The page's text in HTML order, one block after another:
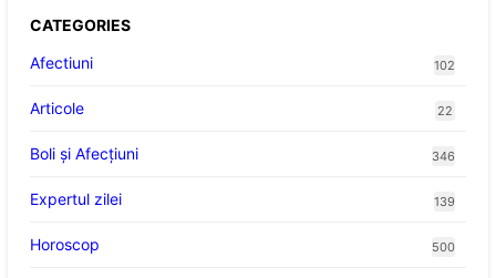
CATEGORIES
Afectiuni
102
Articole 22
Boli și Afecțiuni 346
Expertul zilei 139
Horoscop 500